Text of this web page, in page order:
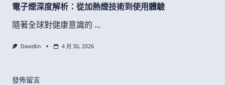
電子煙深度解析：從加熱煙技術到使用體驗
隨著全球對健康意識的 ...
Davidlin 4 月 30, 2026
發佈留言